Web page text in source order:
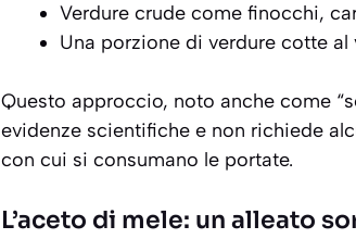
Verdure crude come finocchi,
Una porzione di verdure cotte al
Questo approccio, noto anche come
evidenze scientifiche e non richiede
con cui si consumano le portate.
L’aceto di mele: un alleato